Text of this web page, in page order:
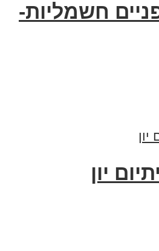
חשמליות-
יון